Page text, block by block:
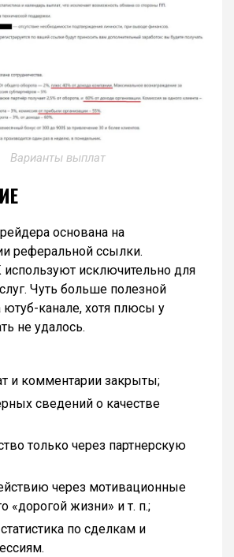
Варианты выплат
основана на
реферальной ссылки.
исключительно для
Чуть больше полезной
канале, хотя плюсы у
не удалось.
и комментарии закрыты;
сведений о качестве
только через партнерскую
через мотивационные
«дорогой жизни» и т. п.;
по сделкам и